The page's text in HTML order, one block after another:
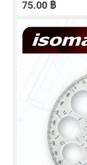
75.00 ฿